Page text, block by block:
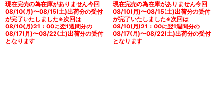
現在完売の為在庫がありません今回
08/10(月)〜08/15(土)出荷分の受付
が完了いたしました※次回は
08/10(月)21：00に翌1週間分の
08/17(月)〜08/22(土)出荷分の受付
となります
現在完売の為在庫がありません今回
08/10(月)〜08/15(土)出荷分の受付
が完了いたしました※次回は
08/10(月)21：00に翌1週間分の
08/17(月)〜08/22(土)出荷分の受付
となります